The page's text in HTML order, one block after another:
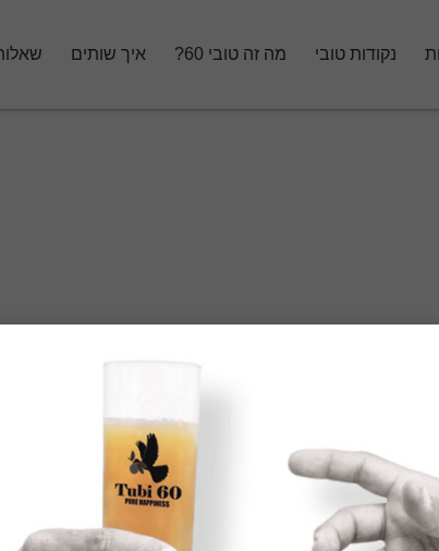
נקודות טובי מה זה טובי 60? איך שותים